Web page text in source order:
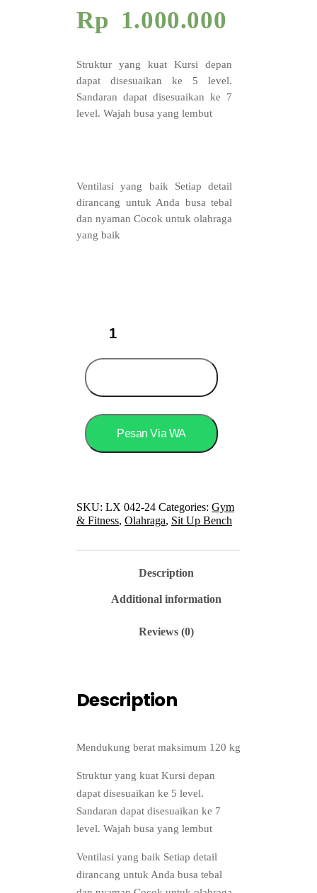
Rp 1.000.000
Struktur yang kuat Kursi depan
dapat disesuaikan ke 5 level.
Sandaran dapat disesuaikan ke 7
level. Wajah busa yang lembut
Ventilasi yang baik Setiap detail
dirancang untuk Anda busa tebal
dan nyaman Cocok untuk olahraga
yang baik
Dumbbell
Bench
Fitness
Model
DUMBELL
Stoll
Sit
Up
042-
24
quantity
Pesan Via WA
SKU: LX 042-24 Categories: Gym
& Fitness, Olahraga, Sit Up Bench
Description
Additional information
Reviews (0)
Description
Mendukung berat maksimum 120 kg
Struktur yang kuat Kursi depan
dapat disesuaikan ke 5 level.
Sandaran dapat disesuaikan ke 7
level. Wajah busa yang lembut
Ventilasi yang baik Setiap detail
dirancang untuk Anda busa tebal